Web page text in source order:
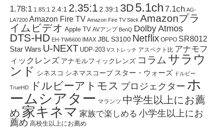
1.78:1 1.85:1 2.4:1 2.35:1 2.39:1 3D 5.1ch 7.1ch AG-
LA7200 Amazon Fire TV Amazon Fire TV Stick Amazonプラ
イムビデオ Apple TV AVアンプ BenQ Dolby Atmos
DTS-HD EH-TW6600 IMAX JBL S3100 Netflix OPPO SR8012
Star Wars U-NEXT UDP-203 Vストレッチ アスペクト比 アナモフ
ィックレンズ アナモルフィックレンズ コラム サラウ
ンド シネスコ シネマスコープ スター・ウォーズ ドルビー
TrueHD ドルビーアトモス プロジェクター ホ
ームシアター マランツ 中学生以上にお薦
め 家キネマ 家族で楽しめる 小学生以上にお
薦め 高校生以上にお薦め